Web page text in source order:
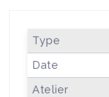
Type
Date
Atelier